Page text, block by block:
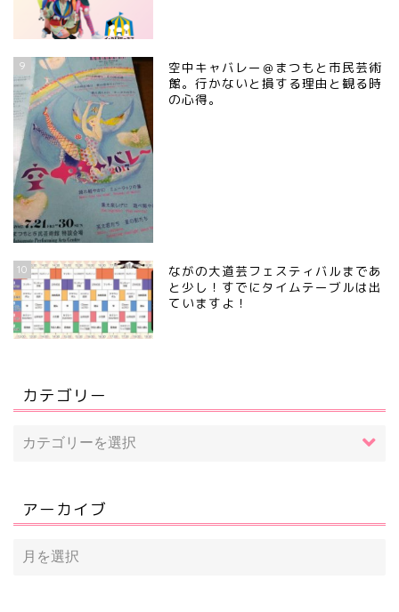
9
空中キャバレー＠まつもと市民芸術
館。行かないと損する理由と観る時
の心得。
10
ながの大道芸フェスティバルまであ
と少し！すでにタイムテーブルは出
ていますよ！
カテゴリー
アーカイブ